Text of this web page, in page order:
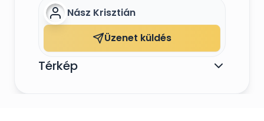
Nász Krisztián
Üzenet küldés
Térkép